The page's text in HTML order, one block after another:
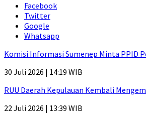
Facebook
Twitter
Google
Whatsapp
Komisi Informasi Sumenep Minta PPID
30 Juli 2026 | 14:19 WIB
RUU Daerah Kepulauan Kembali
22 Juli 2026 | 13:39 WIB